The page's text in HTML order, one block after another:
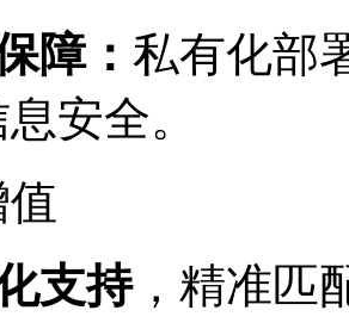
： 私有化部署
安全。
支持，精准